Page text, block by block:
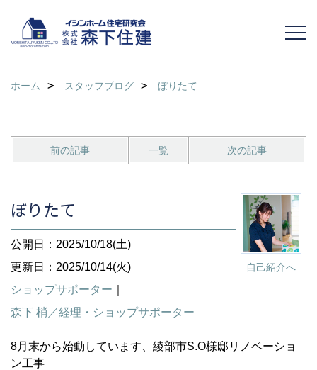
ホーム スタッフブログ ぼりたて
前の記事 一覧 次の記事
自己紹介へ
ぼりたて
公開日：2025/10/18(土)
更新日：2025/10/14(火)
ショップサポーター
森下 梢／経理・ショップサポーター
8月末から始動しています、綾部市S.O様邸リノベーショ
ン工事